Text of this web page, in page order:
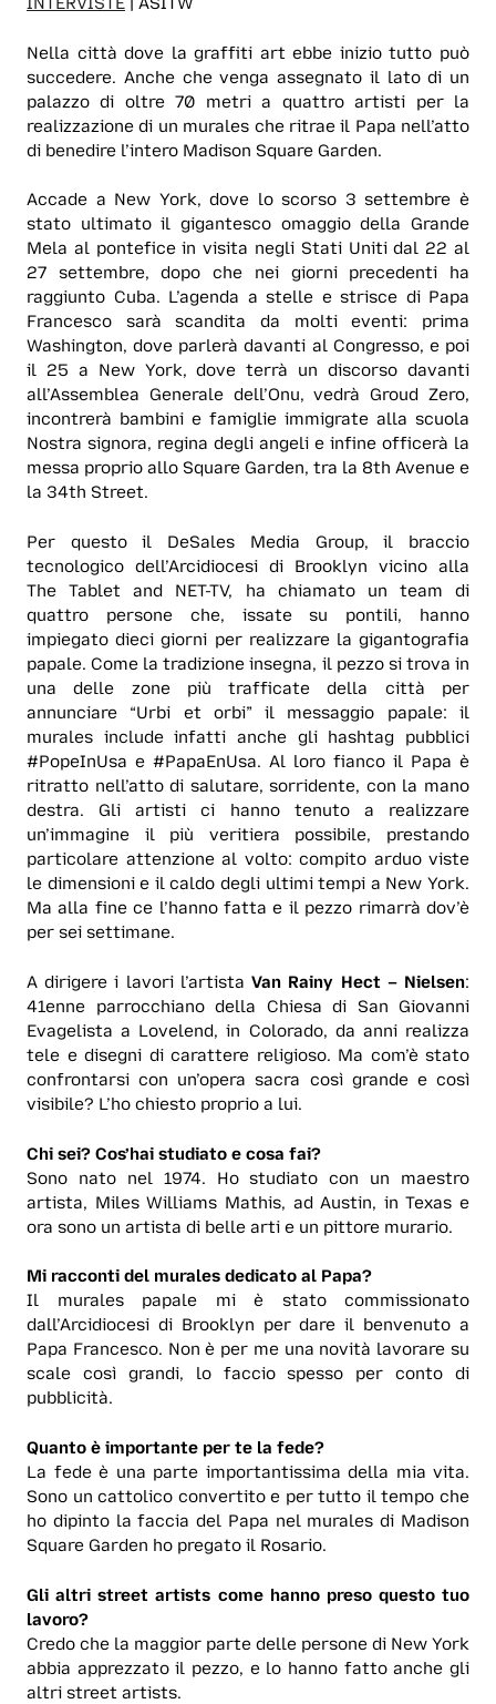
Nella città dove la graffiti art ebbe inizio tutto può
succedere. Anche che venga assegnato il lato di un
palazzo di oltre 70 metri a quattro artisti per la
realizzazione di un murales che ritrae il Papa nell’atto
di benedire l’intero Madison Square Garden.
Accade a New York, dove lo scorso 3 settembre è
stato ultimato il gigantesco omaggio della Grande
Mela al pontefice in visita negli Stati Uniti dal 22 al
27 settembre, dopo che nei giorni precedenti ha
raggiunto Cuba. L’agenda a stelle e strisce di Papa
Francesco sarà scandita da molti eventi: prima
Washington, dove parlerà davanti al Congresso, e poi
il 25 a New York, dove terrà un discorso davanti
all’Assemblea Generale dell’Onu, vedrà Groud Zero,
incontrerà bambini e famiglie immigrate alla scuola
Nostra signora, regina degli angeli e infine officerà la
messa proprio allo Square Garden, tra la 8th Avenue e
la 34th Street.
Per questo il DeSales Media Group, il braccio
tecnologico dell’Arcidiocesi di Brooklyn vicino alla
The Tablet and NET-TV, ha chiamato un team di
quattro persone che, issate su pontili, hanno
impiegato dieci giorni per realizzare la gigantografia
papale. Come la tradizione insegna, il pezzo si trova in
una delle zone più trafficate della città per
annunciare “Urbi et orbi” il messaggio papale: il
murales include infatti anche gli hashtag pubblici
#PopeInUsa e #PapaEnUsa. Al loro fianco il Papa è
ritratto nell’atto di salutare, sorridente, con la mano
destra. Gli artisti ci hanno tenuto a realizzare
un’immagine il più veritiera possibile, prestando
particolare attenzione al volto: compito arduo viste
le dimensioni e il caldo degli ultimi tempi a New York.
Ma alla fine ce l’hanno fatta e il pezzo rimarrà dov’è
per sei settimane.
A dirigere i lavori l’artistaVan Rainy Hect – Nielsen:
41enne parrocchiano della Chiesa di San Giovanni
Evagelista a Lovelend, in Colorado, da anni realizza
tele e disegni di carattere religioso. Ma com’è stato
confrontarsi con un’opera sacra così grande e così
visibile? L’ho chiesto proprio a lui.
Chi sei? Cos’hai studiato e cosa fai?
Sono nato nel 1974. Ho studiato con un maestro
artista, Miles Williams Mathis, ad Austin, in Texas e
ora sono un artista di belle arti e un pittore murario.
Mi racconti del murales dedicato al Papa?
Il murales papale mi è stato commissionato
dall’Arcidiocesi di Brooklyn per dare il benvenuto a
Papa Francesco. Non è per me una novità lavorare su
scale così grandi, lo faccio spesso per conto di
pubblicità.
Quanto è importante per te la fede?
La fede è una parte importantissima della mia vita.
Sono un cattolico convertito e per tutto il tempo che
ho dipinto la faccia del Papa nel murales di Madison
Square Garden ho pregato il Rosario.
Gli altri street artists come hanno preso questo tuo
lavoro?
Credo che la maggior parte delle persone di New York
abbia apprezzato il pezzo, e lo hanno fatto anche gli
altri street artists.